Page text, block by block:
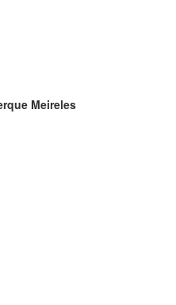
Meireles